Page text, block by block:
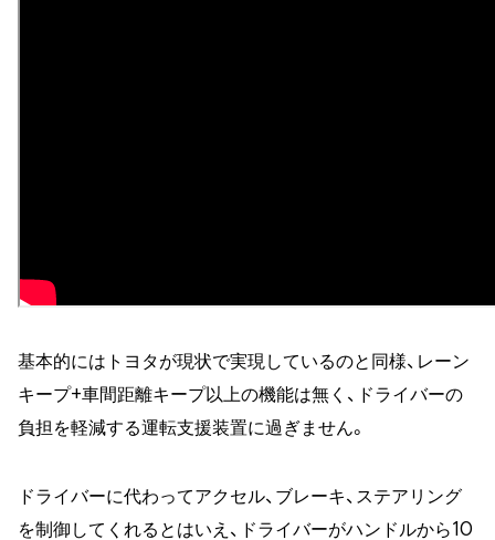
基本的にはトヨタが現状で実現しているのと同様、レーン
キープ+車間距離キープ以上の機能は無く、ドライバーの
負担を軽減する運転支援装置に過ぎません。
ドライバーに代わってアクセル、ブレーキ、ステアリング
を制御してくれるとはいえ、ドライバーがハンドルから10